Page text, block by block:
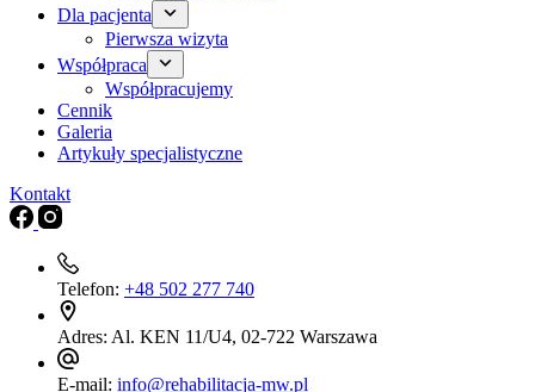
Dla pacjenta
Pierwsza wizyta
Współpraca
Współpracujemy
Cennik
Galeria
Artykuły specjalistyczne
Kontakt
Telefon: +48 502 277 740
Adres: Al. KEN 11/U4, 02-722 Warszawa
E-mail: info@rehabilitacja-mw.pl